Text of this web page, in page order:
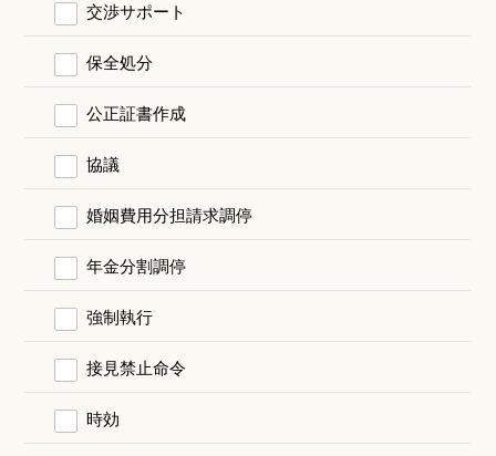
交渉サポート
保全処分
公正証書作成
協議
婚姻費用分担請求調停
年金分割調停
強制執行
接見禁止命令
時効